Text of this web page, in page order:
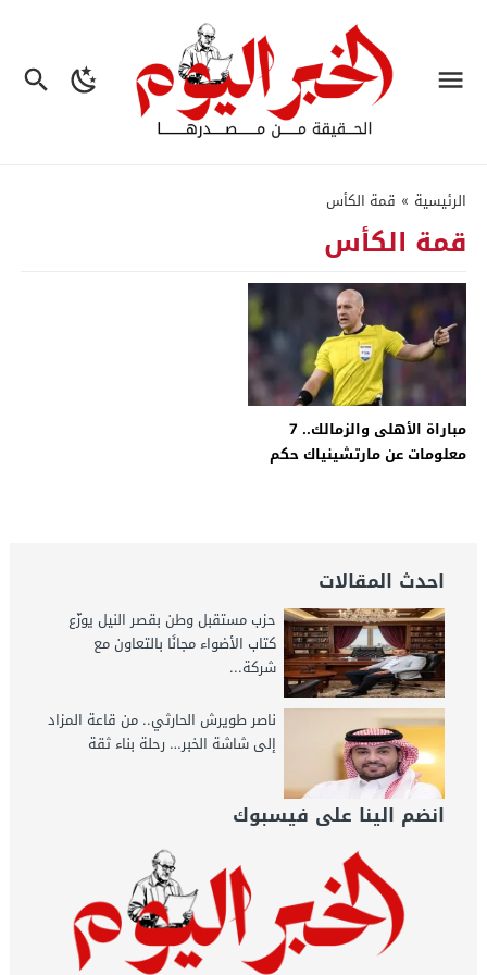
الرئيسية » قمة الكأس
قمة الكأس
مباراة الأهلى والزمالك.. 7
معلومات عن مارتشينياك حكم
احدث المقالات
حزب مستقبل وطن بقصر النيل يوزّع
كتاب الأضواء مجانًا بالتعاون مع
شركة...
ناصر طويرش الحارثي.. من قاعة المزاد
إلى شاشة الخبر… رحلة بناء ثقة
انضم الينا على فيسبوك